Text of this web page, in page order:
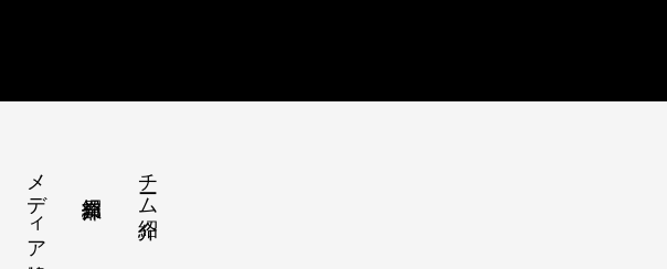
チーム紹介
メディア情報